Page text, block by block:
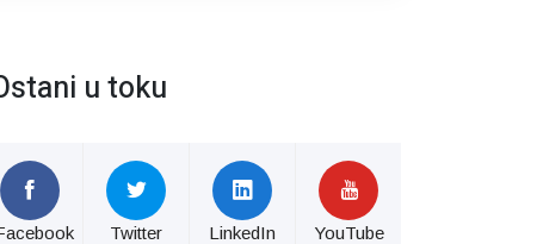
u toku
Twitter LinkedIn YouTube